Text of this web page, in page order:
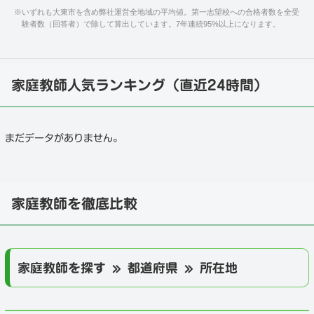
※いずれも大東市を含め弊社運営全地域の平均値。第一志望校への合格者数を全受
験者数（回答者）で除して算出しています。7年連続95%以上になります。
家庭教師人気ランキング（直近24時間）
まだデータがありません。
家庭教師を徹底比較
家庭教師を探す » 都道府県 » 所在地